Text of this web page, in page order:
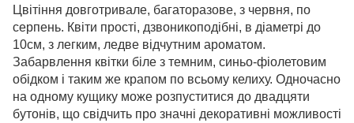
Цвітіння довготривале, багаторазове, з червня, по
серпень. Квіти прості, дзвоникоподібні, в діаметрі до
10см, з легким, ледве відчутним ароматом.
Забарвлення квітки біле з темним, синьо-фіолетовим
обідком і таким же крапом по всьому келиху. Одночасно
на одному кущику може розпуститися до двадцяти
бутонів, що свідчить про значні декоративні можливості